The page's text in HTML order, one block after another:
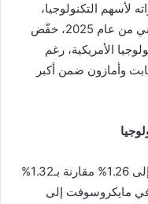
استثماراته لأسهم التكنولوجيا،
و12% للقطاع المالي. وخلال النصف الثاني من عام 2025، خفّض
الأمريكية، رغم
وأمازون ضمن أكبر
خفض الصندوق حصته في شركة إنفيديا إلى 1.26% مقارنة بـ1.32%
في مايكروسوفت إلى